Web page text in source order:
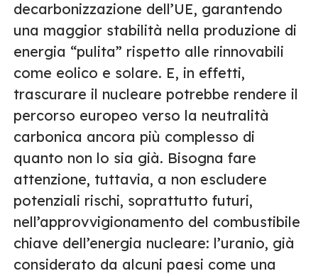
decarbonizzazione dell’UE, garantendo
una maggior stabilità nella produzione di
energia “pulita” rispetto alle rinnovabili
come eolico e solare. E, in effetti,
trascurare il nucleare potrebbe rendere il
percorso europeo verso la neutralità
carbonica ancora più complesso di
quanto non lo sia già. Bisogna fare
attenzione, tuttavia, a non escludere
potenziali rischi, soprattutto futuri,
nell’approvvigionamento del combustibile
chiave dell’energia nucleare: l’uranio, già
considerato da alcuni paesi come una